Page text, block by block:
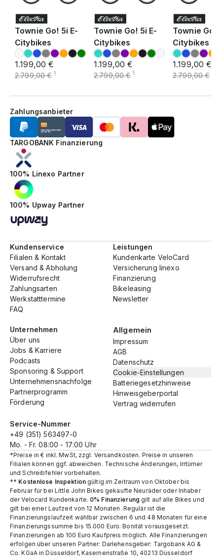
Townie Go! 5i E-
Citybikes
1.199,00 €
2.799,00 € 1
Townie Go! 5i E-
Citybikes
1.199,00 €
2.799,00 € 1
Townie Go!
Citybikes
1.199,00 €
2.799,00 €
100% Upway Partner
100% Linexo Partner
TARGOBANK Finanzierung
Zahlungsanbieter
Service-Nummer
+49 (351) 563497-0
Mo. - Fr. 08:00 - 17:00 Uhr
Kundenservice
Filialen & Kontakt
Versand & Abholung
Widerrufsrecht
Zahlungsarten
Werkstatttermine
FAQ
Leistungen
Kundenkarte VeloCard
Versicherung linexo
Finanzierung
Bikeleasing
Newsletter
Unternehmen
Über uns
Jobs & Karriere
Podcasts
Sponsoring & Support
Unternehmensnachfolge
Partnerprogramm
Förderung
Allgemein
Impressum
AGB
Datenschutz
Cookie-Einstellungen
Batteriegesetzhinweise
Hinweisgeberportal
Vertrag widerrufen
*Preise in € inkl. MwSt, zzgl. Versandkosten. Preise in unseren
Filialen können ggf. abweichen. Technische Änderungen, Irrtümer
und Schreibfehler vorbehalten.
** Kostenlose Inspektiongültig im Zeitraum von Oktober bis
Februar für bei Little John Bikes gekaufte Neuräder oder Inhaber
der Velocard Kundenkarte. 0% Finanzierung gilt auf alle Bikes und
gilt bei einer Laufzeit von 12 Monaten. Regulär ist die
Finanzierungslaufzeit wählbar zwischen 6 und 48 Monaten für eine
Finanzierungssumme bis 15.000 Euro. Bonität vorausgesetzt.
Finanzierungen ab 100 Euro Kaufpreis möglich. Alle Finanzierungen
erfolgen über unseren Partner: Darlehensgeber: Targobank AG &
Co. KGaA in Düsseldorf, Kasernenstraße 10, 40213 Düsseldorf